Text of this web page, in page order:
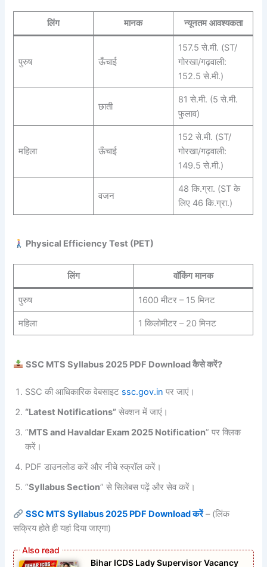
लिंग मानक न्यूनतम आवश्यकता
पुरुष ऊँचाई
157.5 से.मी. (ST/
गोरखा/गढ़वाली:
152.5 से.मी.)
छाती
81 से.मी. (5 से.मी.
फुलाव)
महिला ऊँचाई
152 से.मी. (ST/
गोरखा/गढ़वाली:
149.5 से.मी.)
वजन
48 कि.ग्रा. (ST के
लिए 46 कि.ग्रा.)
Physical Efficiency Test (PET)
लिंग वॉकिंग मानक
पुरुष 1600 मीटर – 15 मिनट
महिला 1 किलोमीटर – 20 मिनट
SSC MTS Syllabus 2025 PDF Download कैसे करें?
SSC की आधिकारिक वेबसाइट ssc.gov.in पर जाएं।
“Latest Notifications” सेक्शन में जाएं।
“MTS and Havaldar Exam 2025 Notification” पर क्लिक
करें।
PDF डाउनलोड करें और नीचे स्क्रॉल करें।
“Syllabus Section” से सिलेबस पढ़ें और सेव करें।
SSC MTS Syllabus 2025 PDF Download करें– (लिंक
सक्रिय होते ही यहां दिया जाएगा)
Bihar ICDS Lady Supervisor Vacancy